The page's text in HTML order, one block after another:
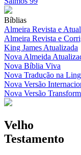
Bíblias
Almeira Revista e
Almeira Revista e
King James Atualizada
Nova Almeida
Nova Bíblia Viva
Nova Tradução na
Nova Versão
Nova Versão
Velho
Testamento